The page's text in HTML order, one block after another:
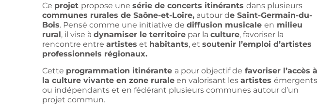
Ce projet propose une série de concerts itinérants dans plusieurs
communes rurales de Saône-et-Loire, autour de Saint-Germain-du-
Bois. Pensé comme une initiative de diffusion musicale en milieu
rural, il vise à dynamiser le territoire par la culture, favoriser la
rencontre entre artistes et habitants, et soutenir l’emploi d’artistes
professionnels régionaux.
Cette programmation itinérante a pour objectif de favoriser l’accès à
la culture vivante en zone rurale en valorisant les artistes émergents
ou indépendants et en fédérant plusieurs communes autour d’un
projet commun.